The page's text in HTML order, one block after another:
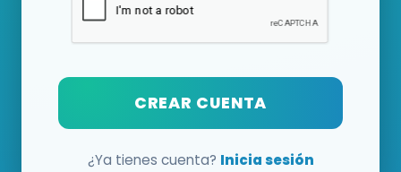
CREAR CUENTA
¿Ya tienes cuenta? Inicia sesión